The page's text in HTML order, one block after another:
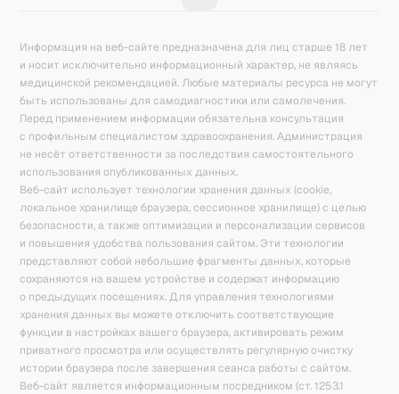
Информация на веб-сайте предназначена для лиц старше 18 лет
и носит исключительно информационный характер, не являясь
медицинской рекомендацией. Любые материалы ресурса не могут
быть использованы для самодиагностики или самолечения.
Перед применением информации обязательна консультация
с профильным специалистом здравоохранения. Администрация
не несёт ответственности за последствия самостоятельного
использования опубликованных данных.
Веб-сайт использует технологии хранения данных (cookie,
локальное хранилище браузера, сессионное хранилище) с целью
безопасности, а также оптимизации и персонализации сервисов
и повышения удобства пользования сайтом. Эти технологии
представляют собой небольшие фрагменты данных, которые
сохраняются на вашем устройстве и содержат информацию
о предыдущих посещениях. Для управления технологиями
хранения данных вы можете отключить соответствующие
функции в настройках вашего браузера, активировать режим
приватного просмотра или осуществлять регулярную очистку
истории браузера после завершения сеанса работы с сайтом.
Веб-сайт является информационным посредником (ст. 1253.1